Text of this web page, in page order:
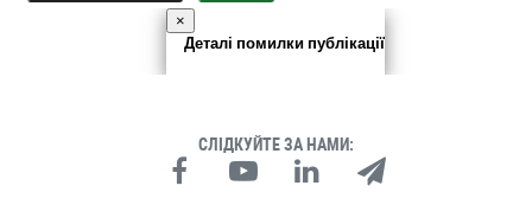
×
Деталі помилки публікації
СЛІДКУЙТЕ ЗА НАМИ: